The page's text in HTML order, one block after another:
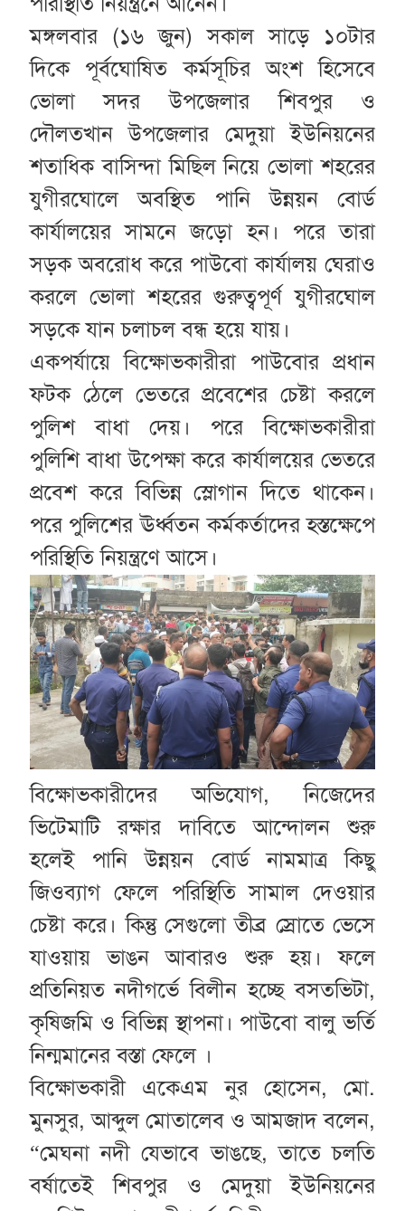
মঙ্গলবার (১৬ জুন) সকাল সাড়ে ১০টার
দিকে পূর্বঘোষিত কর্মসূচির অংশ হিসেবে
ভোলা সদর উপজেলার শিবপুর ও
দৌলতখান উপজেলার মেদুয়া ইউনিয়নের
শতাধিক বাসিন্দা মিছিল নিয়ে ভোলা শহরের
যুগীরঘোলে অবস্থিত পানি উন্নয়ন বোর্ড
কার্যালয়ের সামনে জড়ো হন। পরে তারা
সড়ক অবরোধ করে পাউবো কার্যালয় ঘেরাও
করলে ভোলা শহরের গুরুত্বপূর্ণ যুগীরঘোল
সড়কে যান চলাচল বন্ধ হয়ে যায়।
একপর্যায়ে বিক্ষোভকারীরা পাউবোর প্রধান
ফটক ঠেলে ভেতরে প্রবেশের চেষ্টা করলে
পুলিশ বাধা দেয়। পরে বিক্ষোভকারীরা
পুলিশি বাধা উপেক্ষা করে কার্যালয়ের ভেতরে
প্রবেশ করে বিভিন্ন স্লোগান দিতে থাকেন।
পরে পুলিশের ঊর্ধ্বতন কর্মকর্তাদের হস্তক্ষেপে
পরিস্থিতি নিয়ন্ত্রণে আসে।
বিক্ষোভকারীদের অভিযোগ, নিজেদের
ভিটেমাটি রক্ষার দাবিতে আন্দোলন শুরু
হলেই পানি উন্নয়ন বোর্ড নামমাত্র কিছু
জিওব্যাগ ফেলে পরিস্থিতি সামাল দেওয়ার
চেষ্টা করে। কিন্তু সেগুলো তীব্র স্রোতে ভেসে
যাওয়ায় ভাঙন আবারও শুরু হয়। ফলে
প্রতিনিয়ত নদীগর্ভে বিলীন হচ্ছে বসতভিটা,
কৃষিজমি ও বিভিন্ন স্থাপনা। পাউবো বালু ভর্তি
নিন্মমানের বস্তা ফেলে ।
বিক্ষোভকারী একেএম নুর হোসেন, মো.
মুনসুর, আব্দুল মোতালেব ও আমজাদ বলেন,
“মেঘনা নদী যেভাবে ভাঙছে, তাতে চলতি
বর্ষাতেই শিবপুর ও মেদুয়া ইউনিয়নের